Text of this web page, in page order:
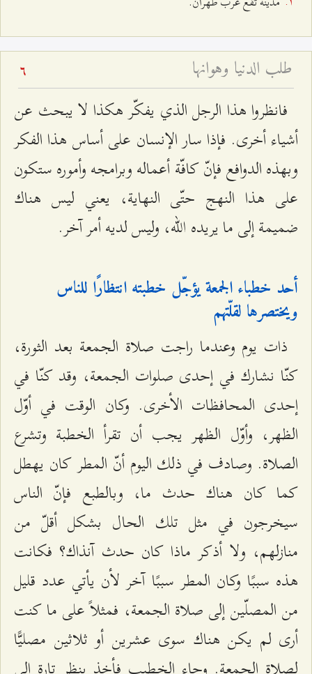
طلب الدنيا وهوانها 6
فانظروا هذا الرجل الذي يفكّر هكذا لا يبحث عن
أشياء أخرى. فإذا سار الإنسان على أساس هذا الفكر
وبهذه الدوافع فإنّ كافّة أعماله وبرامجه وأموره ستكون
على هذا النهج حتّى النهاية، يعني ليس هناك
ضميمة إلى ما يريده الله، وليس لديه أمر آخر.
أحد خطباء الجمعة يؤجّل خطبته انتظارًا للناس
ويختصرها لقلّتهم
ذات يوم وعندما راجت صلاة الجمعة بعد الثورة،
كنّا نشارك في إحدى صلوات الجمعة، وقد كنّا في
إحدى المحافظات الأخرى. وكان الوقت في أوّل
الظهر، وأوّل الظهر يجب أن تقرأ الخطبة وتشرع
الصلاة. وصادف في ذلك اليوم أنّ المطر كان يهطل
كما كان هناك حدث ما، وبالطبع فإنّ الناس
سيخرجون في مثل تلك الحال بشكل أقلّ من
منازلهم، ولا أذكر ماذا كان حدث آنذاك؟ فكانت
هذه سببًا وكان المطر سببًا آخر لأن يأتي عدد قليل
من المصلّين إلى صلاة الجمعة، فمثلاً على ما كنت
أرى لم يكن هناك سوى عشرين أو ثلاثين مصليًّا